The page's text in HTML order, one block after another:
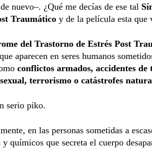
nuevo–. ¿Qué me decías de ese tal
Traumático y de la película esta que
del Trastorno de Estrés Post
aparecen en seres humanos
conflictos armados, accidentes
terrorismo o catástrofes
serio piko.
en las personas sometidas a
y químicos que secreta el cuerpo